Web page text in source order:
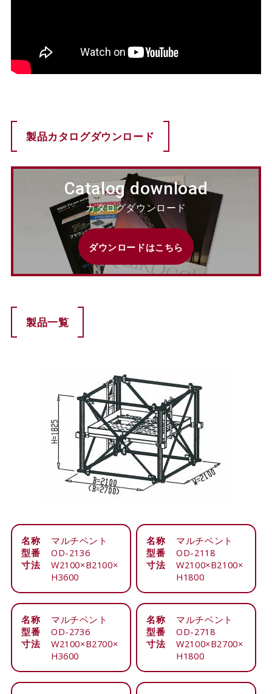
製品カタログダウンロード
Catalog download
カタログダウンロード
ダウンロードはこちら
製品一覧
名称
マルチベント
型番
OD-2136
寸法
W2100×B2100×
H3600
名称
マルチベント
型番
OD-2118
寸法
W2100×B2100×
H1800
名称
マルチベント
型番
OD-2736
寸法
W2100×B2700×
H3600
名称
マルチベント
型番
OD-2718
寸法
W2100×B2700×
H1800